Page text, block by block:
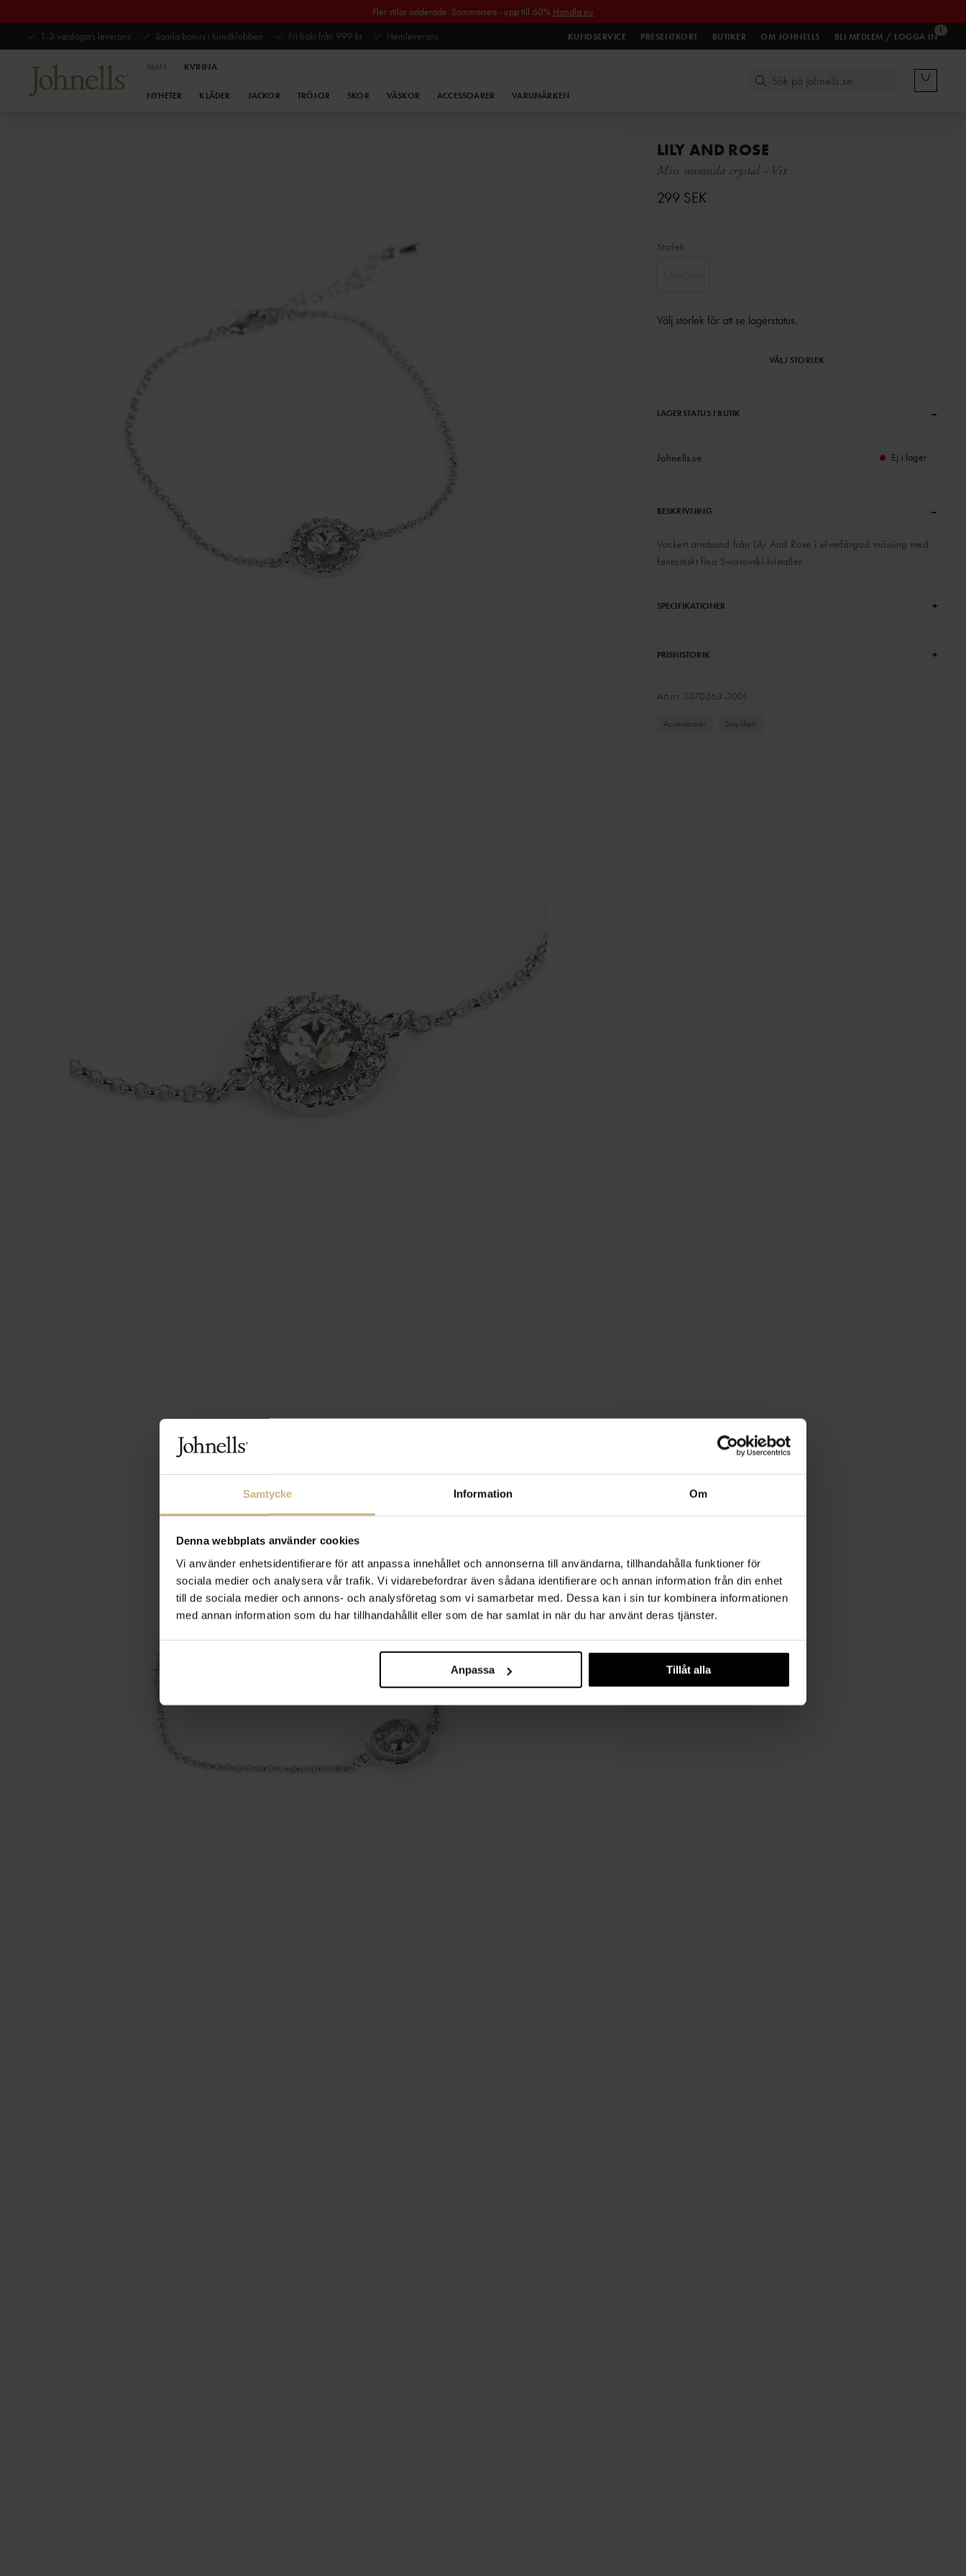
Samtycke Information Om
Denna webbplats använder cookies
Vi använder enhetsidentifierare för att anpassa innehållet och annonserna till användarna, tillhandahålla funktioner för
sociala medier och analysera vår trafik. Vi vidarebefordrar även sådana identifierare och annan information från din enhet
till de sociala medier och annons- och analysföretag som vi samarbetar med. Dessa kan i sin tur kombinera informationen
med annan information som du har tillhandahållit eller som de har samlat in när du har använt deras tjänster.
Anpassa Tillåt alla
Fler stilar adderade. Sommarrea - upp till 60% Handla nu
1-3 vardagars leverans
Samla bonus i kundklubben Fri frakt från 999 kr Hemleverans KUNDSERVICE PRESENTKORT BUTIKER OM JOHNELLS
1
BLI MEDLEM / LOGGA IN
MAN KVINNA
NYHETER KLÄDER JACKOR TRÖJOR SKOR VÄSKOR ACCESSOARER VARUMÄRKEN
LILY AND ROSE
Miss miranda crystal - Vit
299 SEK
Storlek
Välj storlek för att se lagerstatus.
VÄLJ STORLEK
LAGERSTATUS I BUTIK –
Johnells.se Ej i lager
BESKRIVNING –
Vackert armband från Lily And Rose i silverfärgad mässing med
fantastiskt fina Swarovski-kristaller.
SPECIFIKATIONER +
PRISHISTORIK +
Art.nr. 3070363-3001
Accessoarer Smycken